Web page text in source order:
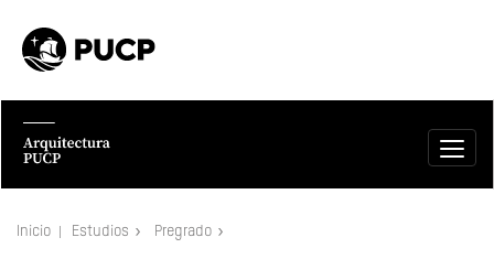
Inicio Estudios Pregrado